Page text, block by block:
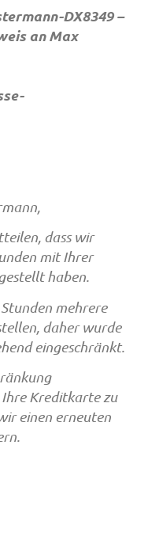
DX8349 –
an Max
dass wir
mit Ihrer
haben.
mehrere
daher wurde
eingeschränkt.
Kreditkarte zu
einen erneuten